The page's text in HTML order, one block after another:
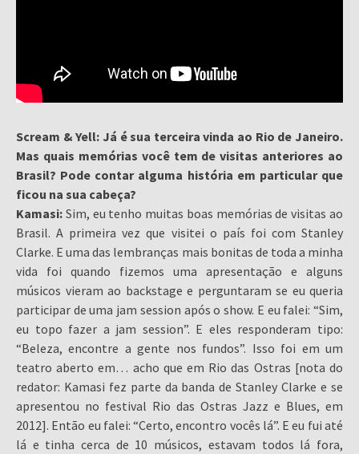
Scream & Yell: Já é sua terceira vinda ao Rio de Janeiro.
Mas quais memórias você tem de visitas anteriores ao
Brasil? Pode contar alguma história em particular que
ficou na sua cabeça?
Kamasi: Sim, eu tenho muitas boas memórias de visitas ao
Brasil. A primeira vez que visitei o país foi com Stanley
Clarke. E uma das lembranças mais bonitas de toda a minha
vida foi quando fizemos uma apresentação e alguns
músicos vieram ao backstage e perguntaram se eu queria
participar de uma jam session após o show. E eu falei: “Sim,
eu topo fazer a jam session”. E eles responderam tipo:
“Beleza, encontre a gente nos fundos”. Isso foi em um
teatro aberto em… acho que em Rio das Ostras [nota do
redator: Kamasi fez parte da banda de Stanley Clarke e se
apresentou no festival Rio das Ostras Jazz e Blues, em
2012]. Então eu falei: “Certo, encontro vocês lá”. E eu fui até
lá e tinha cerca de 10 músicos, estavam todos lá fora,